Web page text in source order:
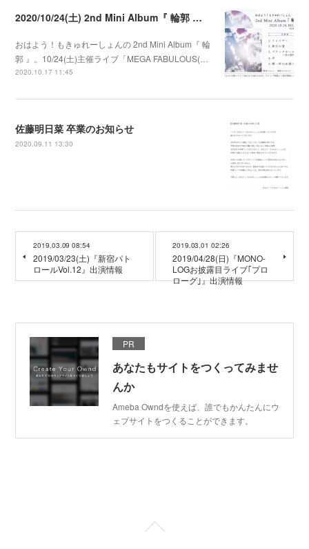
2020/10/24(土) 2nd Mini Album『 輪郭 』発売決定
おはよう！もきゅれーしょんの 2nd Mini Album『 輪
郭 』。10/24(土)主催ライブ「MEGA FABULOUS(…
2020.10.17 11:45
佐藤明日菜 卒業のお知らせ
2020.09.11 13:30
2019.03.09 08:54
2019/03/23(土)『新宿パト
ロールVol.12』出演情報
2019.03.01 02:26
2019/04/28(日)『MONO-
LOGお披露目ライブ｢プロ
ローグ｣』出演情報
PR
あなたもサイトをつくってみませ
んか
Ameba Owndを使えば、誰でもかんたんにウ
ェブサイトをつくることができます。